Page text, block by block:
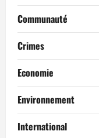
Communauté
Crimes
Economie
Environnement
International